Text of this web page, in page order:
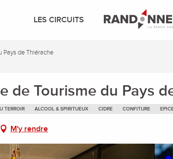
LES CIRCUITS
Pays de Thiérache
de Tourisme du Pays
TERROIR ALCOOL & SPIRITUEUX CIDRE CONFITURE
M'y rendre